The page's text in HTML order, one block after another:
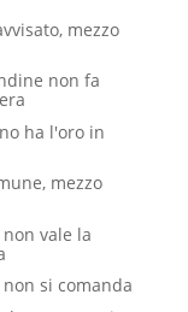
mezzo
non fa
ha l'oro in
mezzo
vale la
si comanda